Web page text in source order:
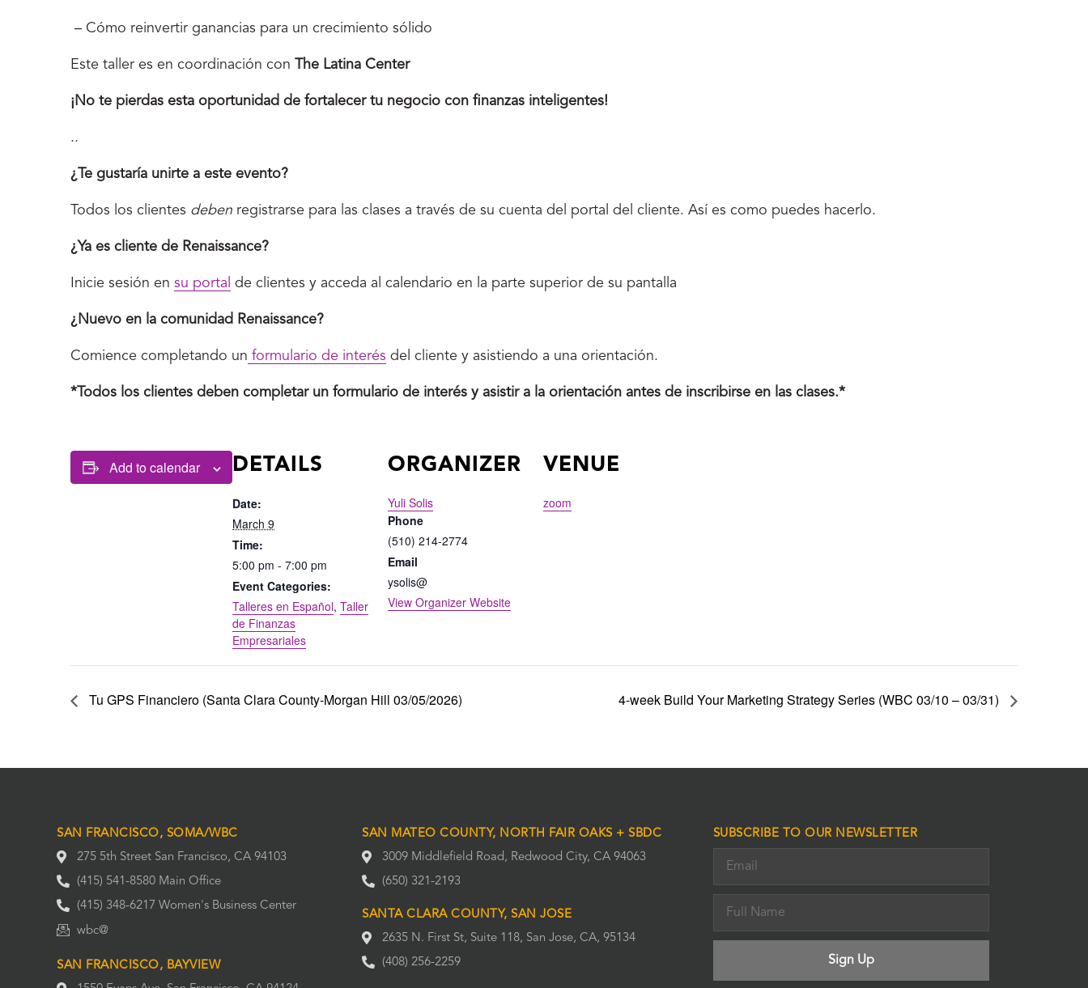
– Cómo reinvertir ganancias para un crecimiento sólido
Este taller es en coordinación con The Latina Center
¡No te pierdas esta oportunidad de fortalecer tu negocio con finanzas inteligentes!
..
¿Te gustaría unirte a este evento?
Todos los clientes deben registrarse para las clases a través de su cuenta del portal del cliente. Así es como puedes hacerlo.
¿Ya es cliente de Renaissance?
Inicie sesión en su portal de clientes y acceda al calendario en la parte superior de su pantalla
¿Nuevo en la comunidad Renaissance?
Comience completando un formulario de interés del cliente y asistiendo a una orientación.
*Todos los clientes deben completar un formulario de interés y asistir a la orientación antes de inscribirse en las clases.*
Add to calendar DETAILS
Date:
March 9
Time:
5:00 pm - 7:00 pm
Event Categories:
Talleres en Español, Taller
de Finanzas
Empresariales
ORGANIZER
Yuli Solis
Phone
(510) 214-2774
Email
ysolis@
View Organizer Website
VENUE
zoom
Tu GPS Financiero (Santa Clara County-Morgan Hill 03/05/2026) 4-week Build Your Marketing Strategy Series (WBC 03/10 – 03/31)
SAN FRANCISCO, SOMA/WBC
275 5th Street San Francisco, CA 94103
(415) 541-8580 Main Office
(415) 348-6217 Women's Business Center
wbc@
SAN FRANCISCO, BAYVIEW
SAN MATEO COUNTY, NORTH FAIR OAKS + SBDC
3009 Middlefield Road, Redwood City, CA 94063
(650) 321-2193
SANTA CLARA COUNTY, SAN JOSE
2635 N. First St, Suite 118, San Jose, CA, 95134
(408) 256-2259
SUBSCRIBE TO OUR NEWSLETTER